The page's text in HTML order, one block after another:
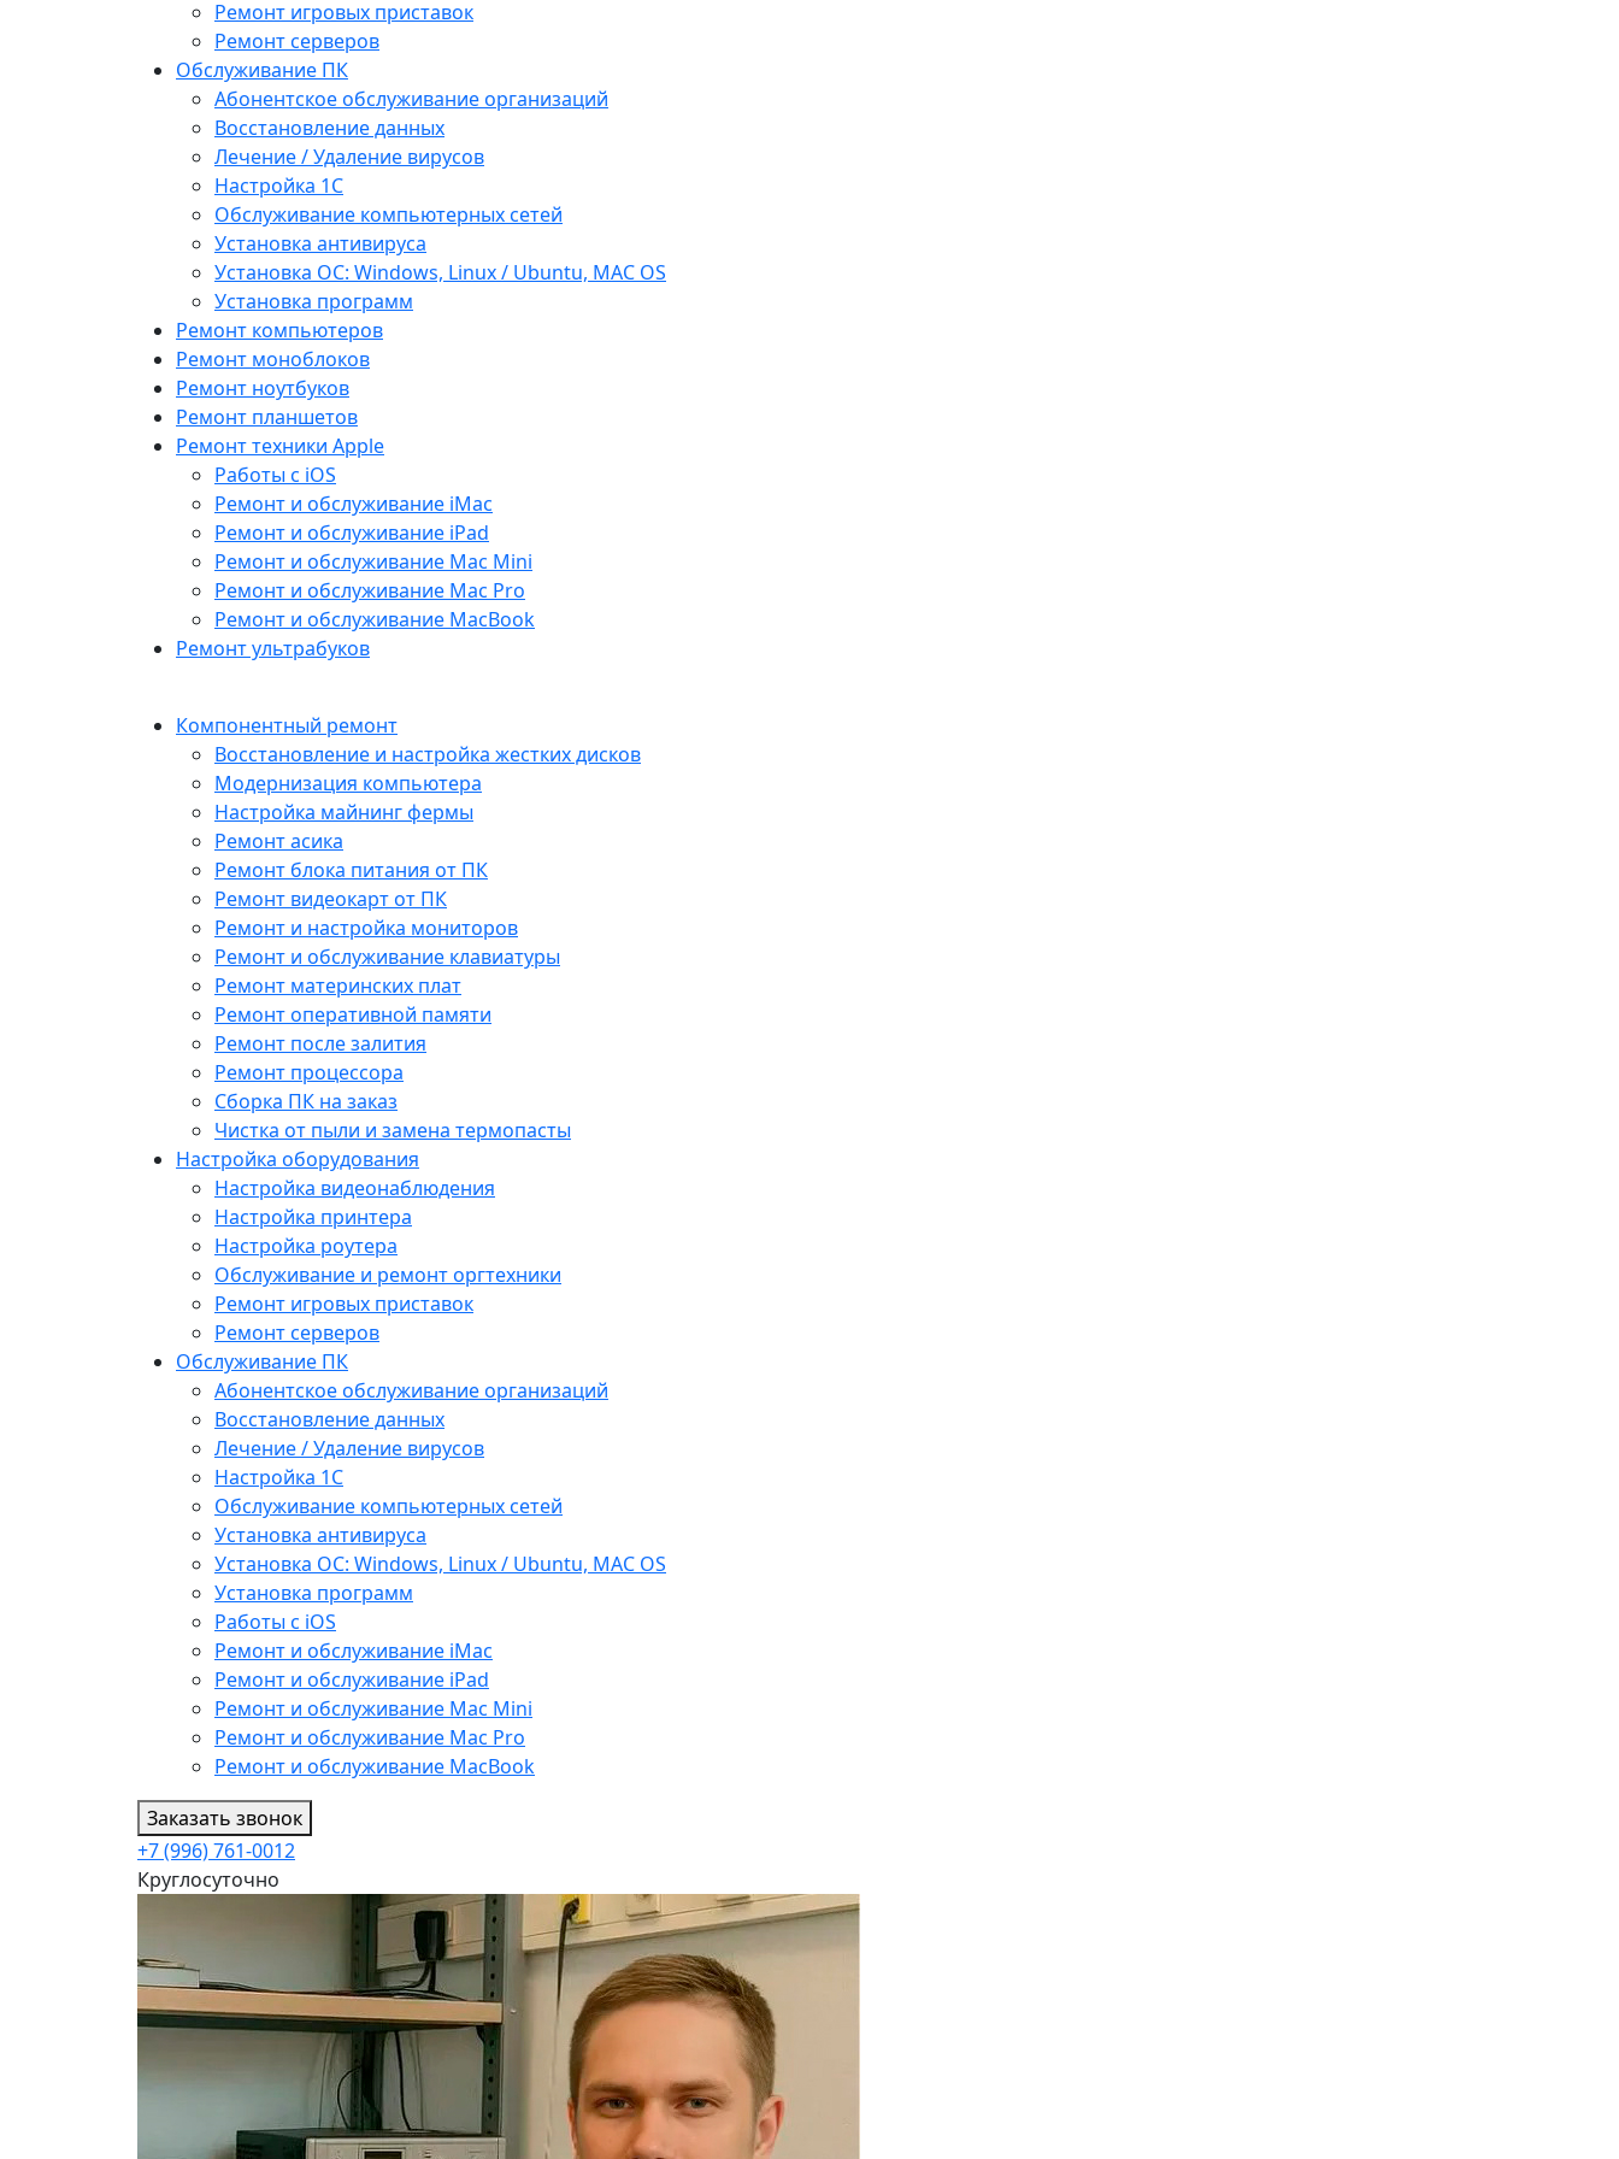
Ремонт игровых приставок
Ремонт серверов
Обслуживание ПК
Абонентское обслуживание организаций
Восстановление данных
Лечение / Удаление вирусов
Настройка 1С
Обслуживание компьютерных сетей
Установка антивируса
Установка ОС: Windows, Linux / Ubuntu, МАС OS
Установка программ
Ремонт компьютеров
Ремонт моноблоков
Ремонт ноутбуков
Ремонт планшетов
Ремонт техники Apple
Работы с iOS
Ремонт и обслуживание iMac
Ремонт и обслуживание iPad
Ремонт и обслуживание Mac Mini
Ремонт и обслуживание Mac Pro
Ремонт и обслуживание MacBook
Ремонт ультрабуков
Компонентный ремонт
Восстановление и настройка жестких дисков
Модернизация компьютера
Настройка майнинг фермы
Ремонт асика
Ремонт блока питания от ПК
Ремонт видеокарт от ПК
Ремонт и настройка мониторов
Ремонт и обслуживание клавиатуры
Ремонт материнских плат
Ремонт оперативной памяти
Ремонт после залития
Ремонт процессора
Сборка ПК на заказ
Чистка от пыли и замена термопасты
Настройка оборудования
Настройка видеонаблюдения
Настройка принтера
Настройка роутера
Обслуживание и ремонт оргтехники
Ремонт игровых приставок
Ремонт серверов
Обслуживание ПК
Абонентское обслуживание организаций
Восстановление данных
Лечение / Удаление вирусов
Настройка 1С
Обслуживание компьютерных сетей
Установка антивируса
Установка ОС: Windows, Linux / Ubuntu, МАС OS
Установка программ
Работы с iOS
Ремонт и обслуживание iMac
Ремонт и обслуживание iPad
Ремонт и обслуживание Mac Mini
Ремонт и обслуживание Mac Pro
Ремонт и обслуживание MacBook
Заказать звонок
+7 (996) 761-0012
Круглосуточно